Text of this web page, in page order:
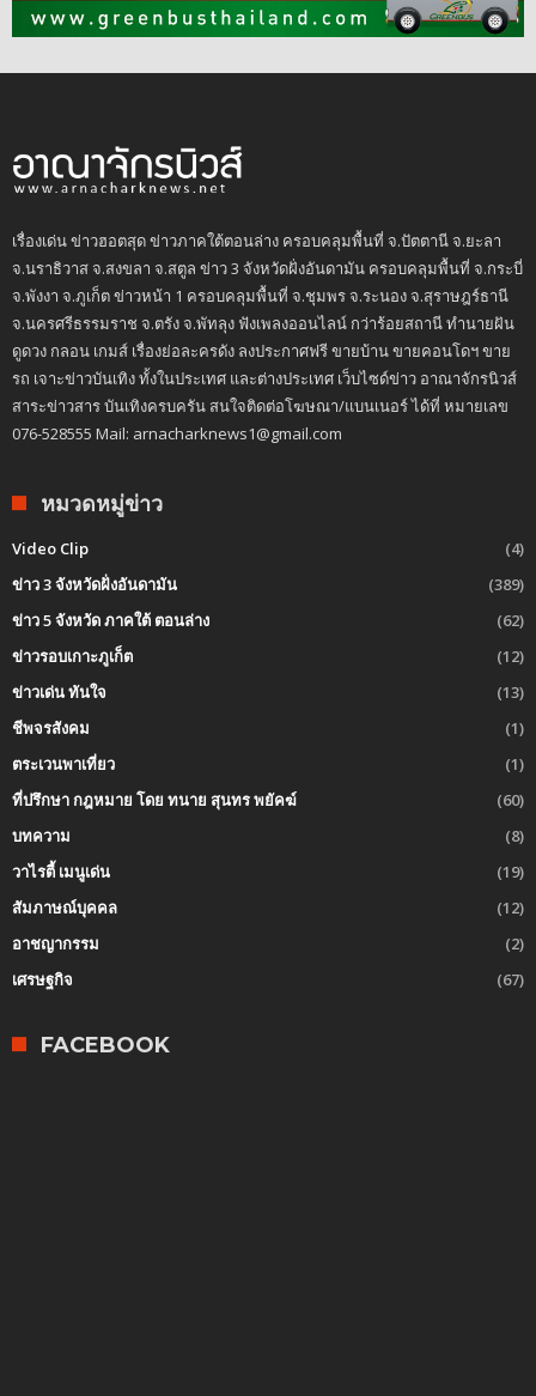
เรื่องเด่น ข่าวฮอตสุด ข่าวภาคใต้ตอนล่าง ครอบคลุมพื้นที่ จ.ปัตตานี จ.ยะลา
จ.นราธิวาส จ.สงขลา จ.สตูล ข่าว 3 จังหวัดฝั่งอันดามัน ครอบคลุมพื้นที่ จ.กระบี่
จ.พังงา จ.ภูเก็ต ข่าวหน้า 1 ครอบคลุมพื้นที่ จ.ชุมพร จ.ระนอง จ.สุราษฎร์ธานี
จ.นครศรีธรรมราช จ.ตรัง จ.พัทลุง ฟังเพลงออนไลน์ กว่าร้อยสถานี ทำนายฝัน
ดูดวง กลอน เกมส์ เรื่องย่อละครดัง ลงประกาศฟรี ขายบ้าน ขายคอนโดฯ ขาย
รถ เจาะข่าวบันเทิง ทั้งในประเทศ และต่างประเทศ เว็บไซด์ข่าว อาณาจักรนิวส์
สาระข่าวสาร บันเทิงครบครัน สนใจติดต่อโฆษณา/แบนเนอร์ ได้ที่ หมายเลข
076-528555 Mail: arnacharknews1@gmail.com
หมวดหมู่ข่าว
Video Clip
(4)
ข่าว 3 จังหวัดฝั่งอันดามัน
(389)
ข่าว 5 จังหวัด ภาคใต้ ตอนล่าง
(62)
ข่าวรอบเกาะภูเก็ต
(12)
ข่าวเด่น ทันใจ
(13)
ชีพจรสังคม
(1)
ตระเวนพาเที่ยว
(1)
ที่ปรึกษา กฎหมาย โดย ทนาย สุนทร พยัคฆ์
(60)
บทความ
(8)
วาไรตี้ เมนูเด่น
(19)
สัมภาษณ์บุคคล
(12)
อาชญากรรม
(2)
เศรษฐกิจ
(67)
FACEBOOK